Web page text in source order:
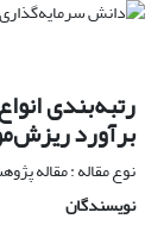
رتبه‌بندی
برآورد
نوع مقاله : مقاله
نویسندگان